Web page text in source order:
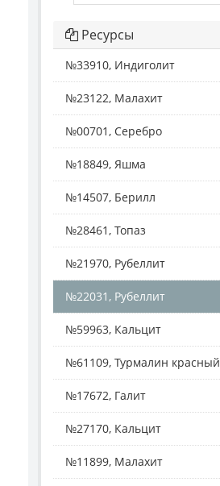
Ресурсы
№33910, Индиголит
№23122, Малахит
№00701, Серебро
№18849, Яшма
№14507, Берилл
№28461, Топаз
№21970, Рубеллит
№22031, Рубеллит
№59963, Кальцит
№61109, Турмалин красный
№17672, Галит
№27170, Кальцит
№11899, Малахит